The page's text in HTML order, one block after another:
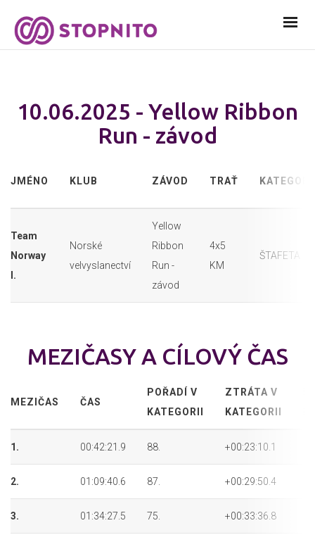
10.06.2025 - Yellow Ribbon
Run - závod
JMÉNO KLUB ZÁVOD TRAŤ
Team
Norway
I.
Norské
velvyslanectví
Yellow
Ribbon
Run -
závod
4x5
KM
ŠTAFETA
MEZIČASY A CÍLOVÝ ČAS
MEZIČAS ČAS
POŘADÍ V
KATEGORII
ZTRÁTA V
KATEGORII
1. 00:42:21.9 88. +00:23:10.1
2. 01:09:40.6 87. +00:29:50.4
3. 01:34:27.5 75. +00:33:36.8